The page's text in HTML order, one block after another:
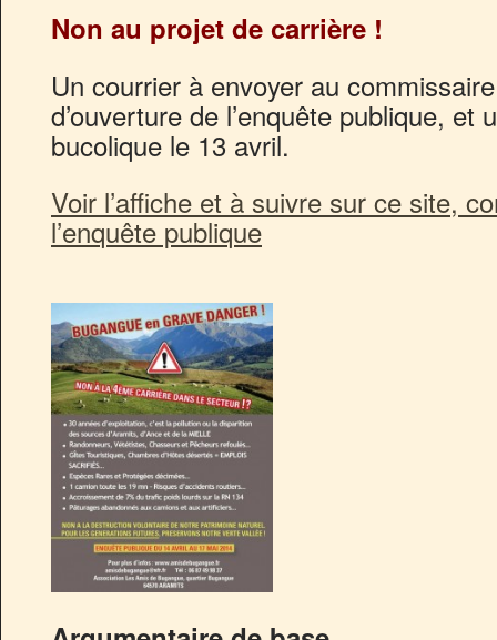
Non au projet de carrière !
Un courrier à envoyer au
d’ouverture de l’enquête publique,
bucolique le 13 avril.
Voir l’affiche et à suivre sur ce site,
l’enquête publique